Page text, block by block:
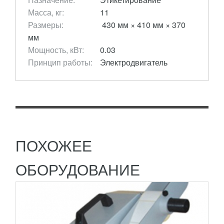
Масса, кг:
11
Размеры:
430 мм × 410 мм × 370
мм
Мощность, кВт:
0.03
Принцип работы:
Электродвигатель
ПОХОЖЕЕ
ОБОРУДОВАНИЕ
ПОЛУАВТОМАТИЧЕСКИЙ ДИСПЕНСЕР
ЭТИКЕТОК DSP-100 M/F
УЗНАТЬ ЦЕНУ
Полуавтоматический станок DSP-100